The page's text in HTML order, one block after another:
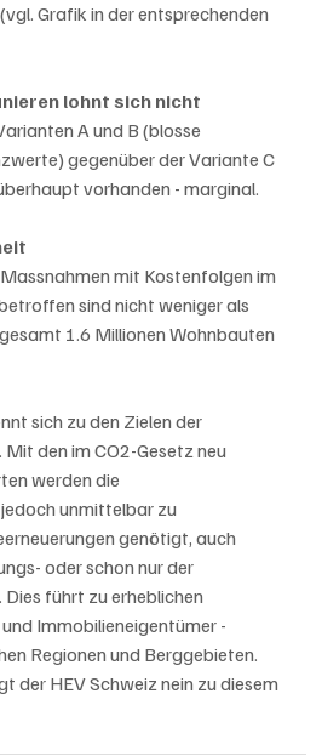
Grafik in der entsprechenden
lohnt sich nicht
A und B (blosse
gegenüber der Variante C
vorhanden - marginal.
mit Kostenfolgen im
sind nicht weniger als
1.6 Millionen Wohnbauten
sich zu den Zielen der
den im CO2-Gesetz neu
werden die
unmittelbar zu
genötigt, auch
oder schon nur der
führt zu erheblichen
Immobilieneigentümer -
Regionen und Berggebieten.
der HEV Schweiz nein zu diesem